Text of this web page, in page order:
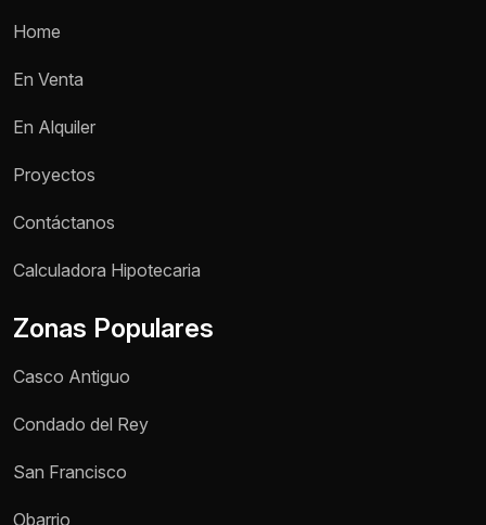
Teléfono / WhatsApp *
Home
En Venta
En Alquiler
Proyectos
Contáctanos
Calculadora Hipotecaria
Zonas Populares
Casco Antiguo
Condado del Rey
San Francisco
Obarrio